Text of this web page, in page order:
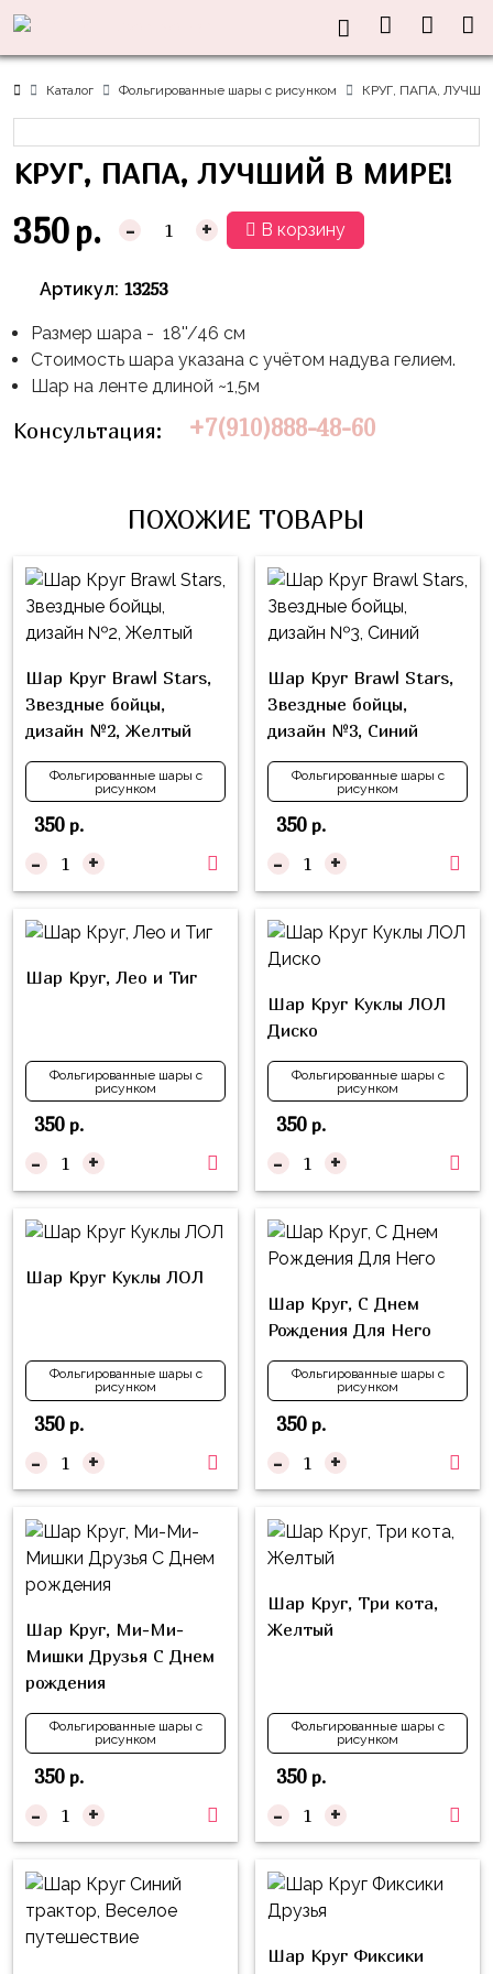
Каталог Фольгированные шары с рисунком КРУГ, ПАПА,
КРУГ, ПАПА, ЛУЧШИЙ В МИРЕ!
350 р. - + В корзину
Артикул: 13253
Размер шара - 18''/46 см
Стоимость шара указана с учётом надува гелием.
Шар на ленте длиной ~1,5м
Консультация: +7(910)888-48-60
ПОХОЖИЕ ТОВАРЫ
Шар Круг Brawl Stars,
Звездные бойцы,
дизайн №2, Желтый
Фольгированные шары с
рисунком
350р.
- +
Шар Круг Brawl Stars,
Звездные бойцы,
дизайн №3, Синий
Фольгированные шары с
рисунком
350р.
- +
Шар Круг, Лео и Тиг
Фольгированные шары с
рисунком
350р.
- +
Шар Круг Куклы ЛОЛ
Диско
Фольгированные шары с
рисунком
350р.
- +
Шар Круг Куклы ЛОЛ
Фольгированные шары с
рисунком
350р.
- +
Шар Круг, С Днем
Рождения Для Него
Фольгированные шары с
рисунком
350р.
- +
Шар Круг, Ми-Ми-
Мишки Друзья С Днем
рождения
Фольгированные шары с
рисунком
350р.
- +
Шар Круг, Три кота,
Желтый
Фольгированные шары с
рисунком
350р.
- +
Шар Круг Фиксики
консультация?
Акции
Каталог
Латексные
шары
без
рисунка
Латексные
с
рисунком
сердца/
Фольга
81
см
Фольга
91
см
Фольгированные
шары
с
рисунком
Фольгированные
фигуры
композиции
Цифры
Шары
декором
Большие
шары
Ходячие
сюрприз
Бизнес
Индивидуальная
надпись
на
шар
Буквы
Товары
для
праздника
Сервировка
Свечи
Бумажный
декор
ободки
Гудки
Праздники
8
марта
23
февраля,
Родился
День
Рождения
LOVE
1
Сентября
Хэллоуин
Девичник
Свадьба
Мальчик
или
Девочка
Тематики
Оранжевая
Корова
Маша
и
Синий
Трактор
Миньоны
Ми-
ми-
мишки
Грузовичок
Лёва
Пеппа
Смешарики/
Холодное
Сердце
Маленький
Боб
Буба
Лунтик
Чебурашка
Черепашки-
ниндзя
Динозавры
Принцессы
Микки
и
Минни
Спорт
Мамы,
Бабушки
Папы,
Дедушки
Гарри
Космос
Единороги
Информация
О нас
Доставка
и оплата
Скидки
Контакты
+7(910)888-
60
г.
Бор,
ул.
62/2